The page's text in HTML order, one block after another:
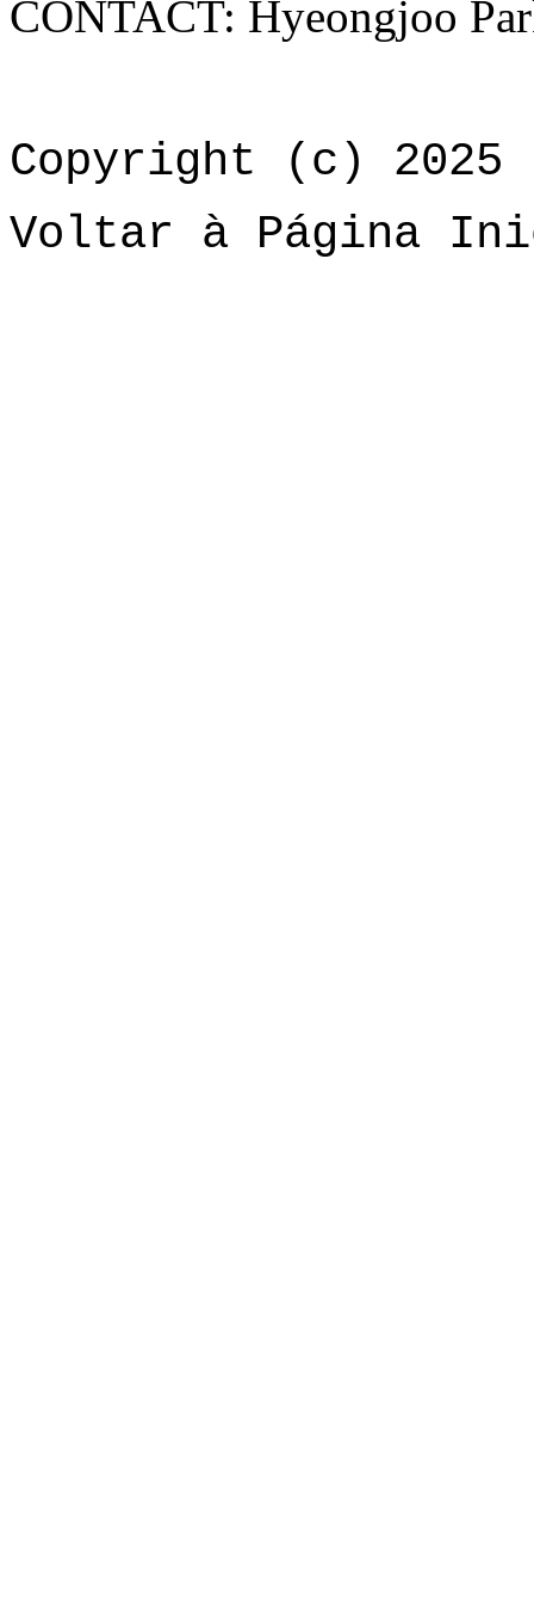
CONTACT: Hyeongjoo
Copyright (c) 2025
Voltar à Página